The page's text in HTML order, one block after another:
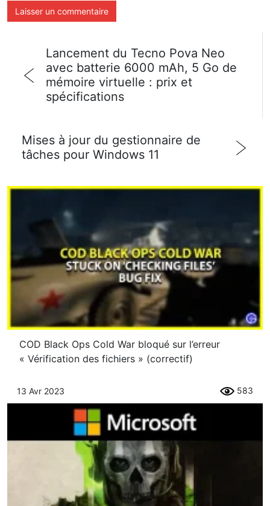
Lancement du Tecno Pova Neo
avec batterie 6000 mAh, 5 Go de
mémoire virtuelle : prix et
spécifications
Mises à jour du gestionnaire de
tâches pour Windows 11
COD Black Ops Cold War bloqué sur l’erreur
« Vérification des fichiers » (correctif)
13 Avr 2023 583